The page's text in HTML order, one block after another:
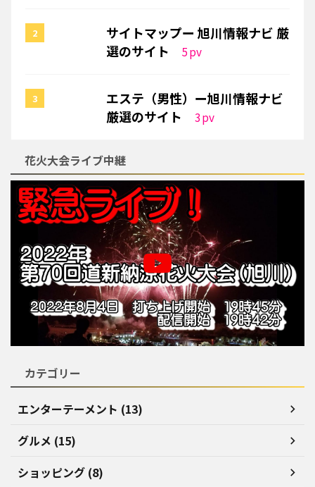
サイトマップー 旭川情報ナビ 厳
選のサイト
5pv
エステ（男性）ー旭川情報ナビ
厳選のサイト
3pv
花火大会ライブ中継
カテゴリー
エンターテーメント (13)
グルメ (15)
ショッピング (8)